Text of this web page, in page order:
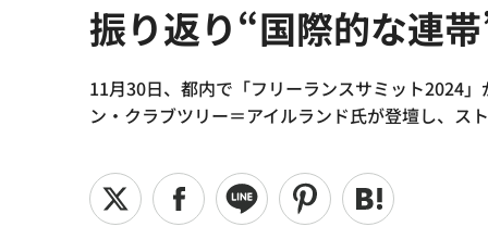
振り返り“国際的な連
11月30日、都内で「フリーランスサミット2024
ン・クラブツリー＝アイルランド氏が登壇し、ス